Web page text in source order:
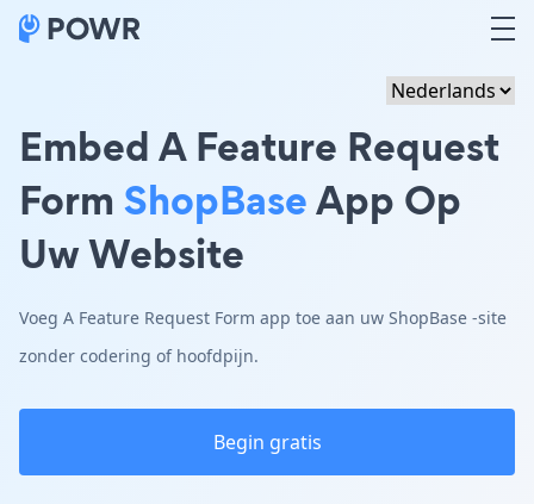
Embed A Feature Request
Form ShopBaseApp Op
Uw Website
Voeg A Feature Request Form app toe aan uw ShopBase -site
zonder codering of hoofdpijn.
Begin gratis